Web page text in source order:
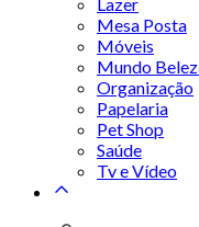
Mesa Posta
Móveis
Mundo
Organização
Papelaria
Pet Shop
Saúde
Tv e Vídeo